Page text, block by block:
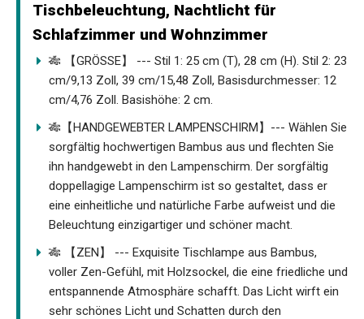
Tischbeleuchtung, Nachtlicht für
Schlafzimmer und Wohnzimmer
🎋 【GRÖSSE】 --- Stil 1: 25 cm (T), 28 cm (H). Stil 2: 23
cm/9,13 Zoll, 39 cm/15,48 Zoll, Basisdurchmesser: 12
cm/4,76 Zoll. Basishöhe: 2 cm.
🎋【HANDGEWEBTER LAMPENSCHIRM】--- Wählen Sie
sorgfältig hochwertigen Bambus aus und flechten Sie
ihn handgewebt in den Lampenschirm. Der sorgfältig
doppellagige Lampenschirm ist so gestaltet, dass er
eine einheitliche und natürliche Farbe aufweist und die
Beleuchtung einzigartiger und schöner macht.
🎋 【ZEN】 --- Exquisite Tischlampe aus Bambus,
voller Zen-Gefühl, mit Holzsockel, die eine friedliche und
entspannende Atmosphäre schafft. Das Licht wirft ein
sehr schönes Licht und Schatten durch den